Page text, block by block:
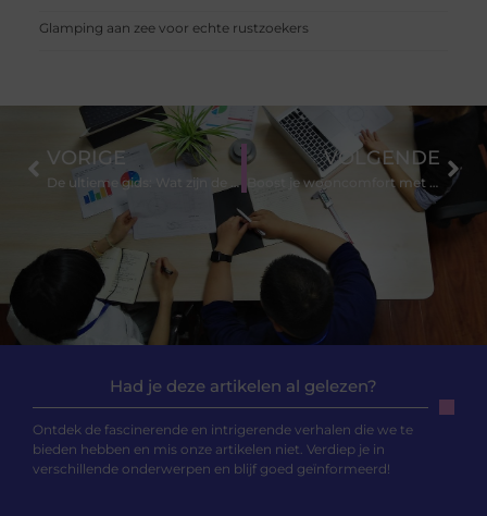
Glamping aan zee voor echte rustzoekers
Had je deze artikelen al gelezen?
Ontdek de fascinerende en intrigerende verhalen die we te
bieden hebben en mis onze artikelen niet. Verdiep je in
verschillende onderwerpen en blijf goed geïnformeerd!
VORIGE
De ultieme gids: Wat zijn de stappen voor het kiezen van de perfecte onderbroek voor heren?
VOLGENDE
Boost je wooncomfort met kruipruimte isolatie